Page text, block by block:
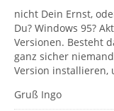
nicht Dein Ernst,
Du? Windows 95?
Versionen. Besteht
ganz sicher
Version installieren,
Gruß Ingo